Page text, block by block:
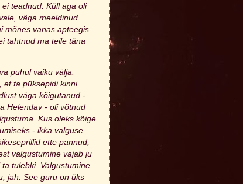
teadnud. Küll aga oli
väga meeldinud.
mõnes vanas apteegis
tahtnud ma teile täna
puhul vaiku välja.
et ta püksepidi kinni
väga kõigutanud -
Helendav - oli võtnud
Kus oleks kõige
- ikka valguse
ette pannud,
valgustumine vajab ju
tulebki. Valgustumine.
jah. See guru on üks